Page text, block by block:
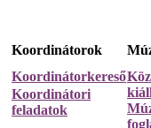
Koordinátorok
Koordinátorkereső
Koordinátori
feladatok